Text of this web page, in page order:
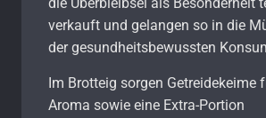
verkauft und gelangen so in die
der gesundheitsbewussten
Im Brotteig sorgen Getreidekeime
Aroma sowie eine Extra-Portion